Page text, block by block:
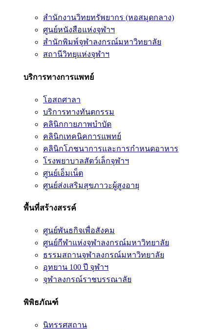
สำนักงานวิทยทรัพยากร (หอสมุดกลาง)
ศูนย์หนังสือแห่งจุฬาฯ
สำนักพิมพ์จุฬาลงกรณ์มหาวิทยาลัย
สถานีวิทยุแห่งจุฬาฯ
บริการทางการแพทย์
โอสถศาลา
บริการทางทันตกรรม
คลินิกกายภาพบำบัด
คลินิกเทคนิคการแพทย์
คลินิกโภชนาการและการกำหนดอาหาร
โรงพยาบาลสัตว์เล็กจุฬาฯ
ศูนย์เอ็มเน็ต
ศูนย์ส่งเสริมสุขภาวะผู้สูงอายุ
พื้นที่สร้างสรรค์
ศูนย์พันธกิจเพื่อสังคม
ศูนย์กีฬาแห่งจุฬาลงกรณ์มหาวิทยาลัย
ธรรมสถานจุฬาลงกรณ์มหาวิทยาลัย
อุทยาน 100 ปี จุฬาฯ
จุฬาลงกรณ์ราชบรรณาลัย
พิพิธภัณฑ์
นิทรรศสถาน